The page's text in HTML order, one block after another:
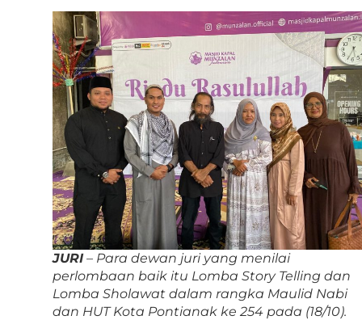
JURI– Para dewan juri yang menilai
perlombaan baik itu Lomba Story Telling dan
Lomba Sholawat dalam rangka Maulid Nabi
dan HUT Kota Pontianak ke 254 pada (18/10).